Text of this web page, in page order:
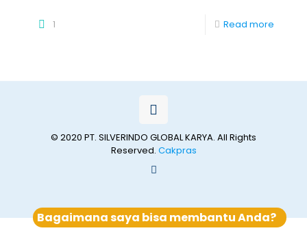
1 Read more
© 2020 PT. SILVERINDO GLOBAL KARYA. All Rights
Reserved. Cakpras
Bagaimana saya bisa membantu Anda?